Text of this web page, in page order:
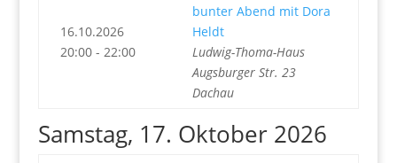
16.10.2026
20:00 - 22:00
bunter Abend mit Dora
Heldt
Ludwig-Thoma-Haus
Augsburger Str. 23
Dachau
Samstag, 17. Oktober 2026